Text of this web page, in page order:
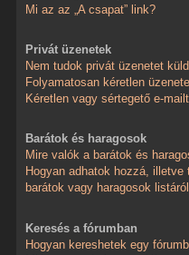
Mi az az „A csapat” link?
Privát üzenetek
Nem tudok privát üzenetet
Folyamatosan kéretlen
Kéretlen vagy sértegető e-
Barátok és haragosok
Mire valók a barátok és
Hogyan adhatok hozzá,
barátok vagy haragosok
Keresés a fórumban
Hogyan kereshetek egy